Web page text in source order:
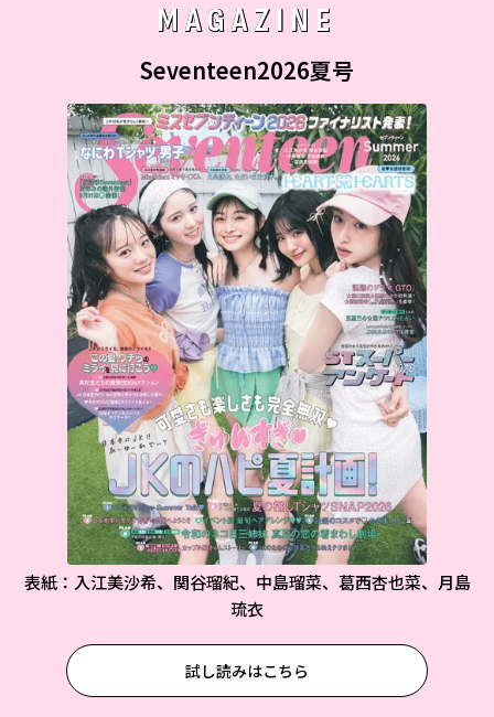
MAGAZINE
Seventeen2026夏号
表紙：入江美沙希、関谷瑠紀、中島瑠菜、葛西杏也菜、月島
琉衣
試し読みはこちら